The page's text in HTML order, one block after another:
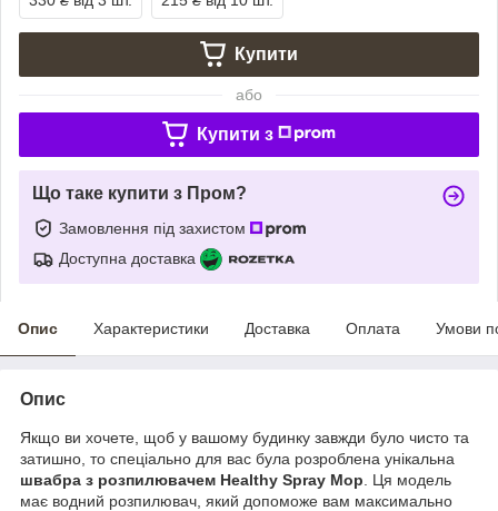
Купити
або
Купити з
Що таке купити з Пром?
Замовлення під захистом
Доступна доставка
Опис Характеристики Доставка Оплата Умови
Опис
Якщо ви хочете, щоб у вашому будинку завжди було чисто та
затишно, то спеціально для вас була розроблена унікальна
швабра з розпилювачем Healthy Spray Mop . Ця модель
має водний розпилювач, який допоможе вам максимально